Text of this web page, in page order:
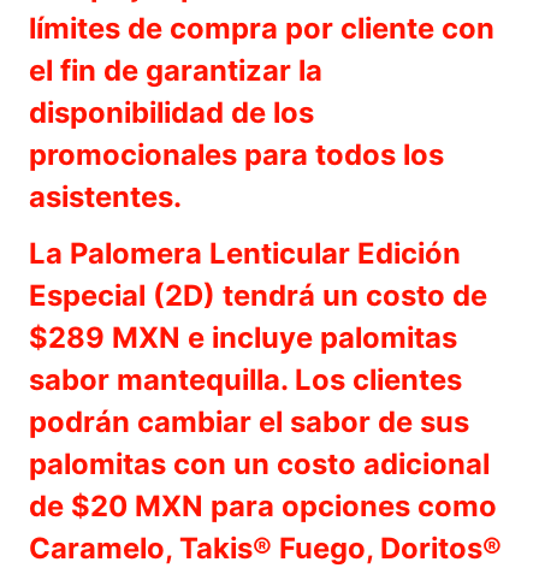
límites de compra por cliente con
el fin de garantizar la
disponibilidad de los
promocionales para todos los
asistentes.
La Palomera Lenticular Edición
Especial (2D) tendrá un costo de
$289 MXN e incluye palomitas
sabor mantequilla. Los clientes
podrán cambiar el sabor de sus
palomitas con un costo adicional
de $20 MXN para opciones como
Caramelo, Takis® Fuego, Doritos®